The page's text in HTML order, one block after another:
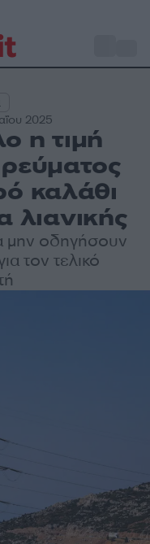
2025
η τιμή
καλάθι
λιανικής
μην οδηγήσουν
τον τελικό